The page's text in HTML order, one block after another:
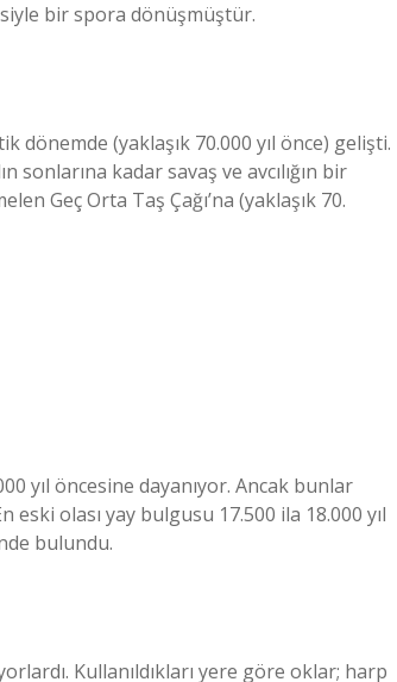
bir spora dönüşmüştür.
dönemde (yaklaşık 70.000 yıl önce) gelişti.
sonlarına kadar savaş ve avcılığın bir
Geç Orta Taş Çağı’na (yaklaşık 70.
yıl öncesine dayanıyor. Ancak bunlar
olası yay bulgusu 17.500 ila 18.000 yıl
bulundu.
Kullanıldıkları yere göre oklar; harp